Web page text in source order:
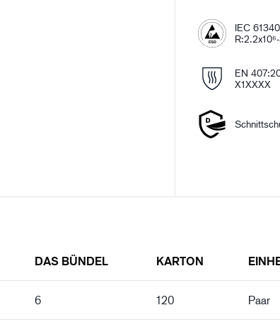
IEC
EN
X1XXXX
DAS BÜNDEL KARTON
6 120 Paar